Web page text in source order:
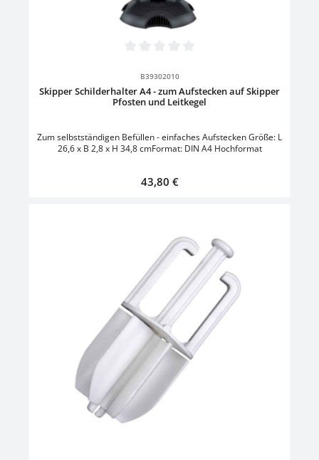
B39302010
Skipper Schilderhalter A4 - zum Aufstecken auf Skipper
Pfosten und Leitkegel
Zum selbstständigen Befüllen - einfaches Aufstecken Größe: L
26,6 x B 2,8 x H 34,8 cmFormat: DIN A4 Hochformat
Regulärer Preis:
43,80 €